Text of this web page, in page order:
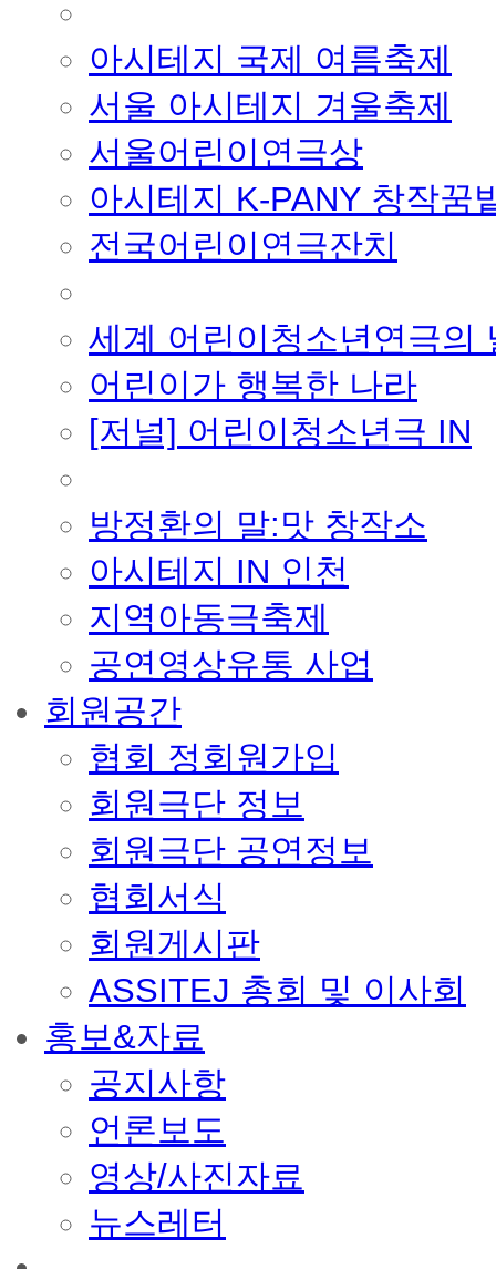
아시테지 국제 여름축제
서울 아시테지 겨울축제
서울어린이연극상
아시테지 K-PANY 창작꿈
전국어린이연극잔치
세계 어린이청소년연극의
어린이가 행복한 나라
[저널] 어린이청소년극 IN
방정환의 말:맛 창작소
아시테지 IN 인천
지역아동극축제
공연영상유통 사업
회원공간
협회 정회원가입
회원극단 정보
회원극단 공연정보
협회서식
회원게시판
ASSITEJ 총회 및 이사회
홍보&자료
공지사항
언론보도
영상/사진자료
뉴스레터